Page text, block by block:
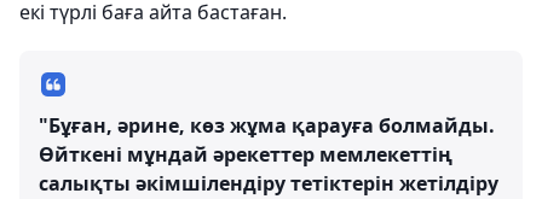
екі түрлі баға айта бастаған.
"Бұған, әрине, көз жұма қарауға болмайды.
Өйткені мұндай әрекеттер мемлекеттің
салықты әкімшілендіру тетіктерін жетілдіру